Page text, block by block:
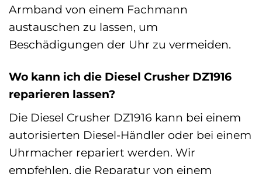
Armband von einem Fachmann
austauschen zu lassen, um
Beschädigungen der Uhr zu vermeiden.
Wo kann ich die Diesel Crusher DZ1916
reparieren lassen?
Die Diesel Crusher DZ1916 kann bei einem
autorisierten Diesel-Händler oder bei einem
Uhrmacher repariert werden. Wir
empfehlen, die Reparatur von einem